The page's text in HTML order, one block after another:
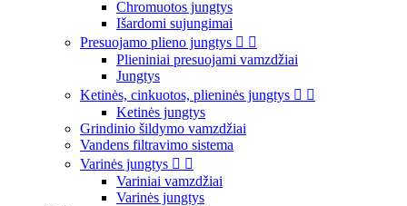
Chromuotos jungtys
Išardomi sujungimai
Presuojamo plieno jungtys  
Plieniniai presuojami vamzdžiai
Jungtys
Ketinės, cinkuotos, plieninės jungtys  
Ketinės jungtys
Grindinio šildymo vamzdžiai
Vandens filtravimo sistema
Varinės jungtys  
Variniai vamzdžiai
Varinės jungtys